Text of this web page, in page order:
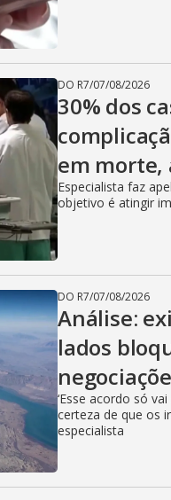
DO R7/07/08/2026
30% dos
em morte,
Especialista faz
objetivo é atingir
DO R7/07/08/2026
Análise:
lados
‘Esse acordo só
certeza de que os
especialista